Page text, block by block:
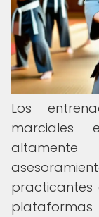
Los
marciales
altamente